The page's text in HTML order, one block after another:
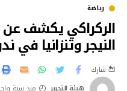
رياضة
الركراكي يكشف عن
النيجر وتنزانيا في
هيئة التحرير منذ سنة
شارك